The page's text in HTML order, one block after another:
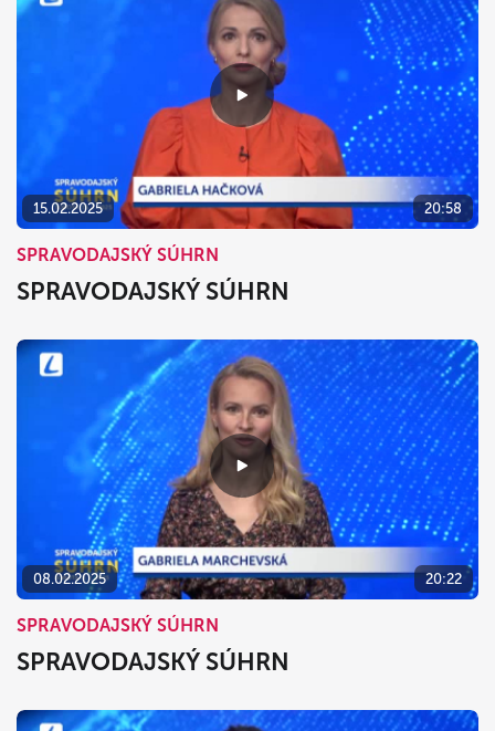
15.02.2025 20:58
SPRAVODAJSKÝ SÚHRN
SPRAVODAJSKÝ SÚHRN
08.02.2025 20:22
SPRAVODAJSKÝ SÚHRN
SPRAVODAJSKÝ SÚHRN